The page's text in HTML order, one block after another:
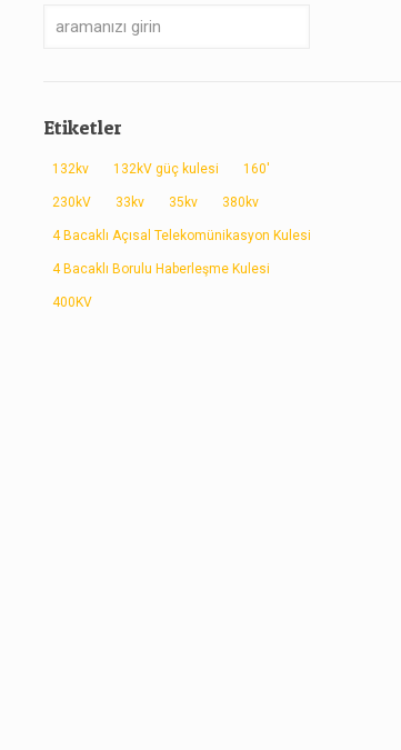
Etiketler
132kv 132kV güç kulesi 160'
230kV 33kv 35kv 380kv
4 Bacaklı Açısal Telekomünikasyon Kulesi
4 Bacaklı Borulu Haberleşme Kulesi
400KV